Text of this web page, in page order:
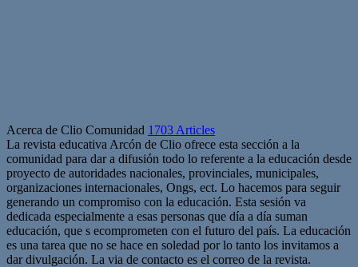
Acerca de Clio Comunidad 1703 Articles
La revista educativa Arcón de Clio ofrece esta sección a la
comunidad para dar a difusión todo lo referente a la educación desde
proyecto de autoridades nacionales, provinciales, municipales,
organizaciones internacionales, Ongs, ect. Lo hacemos para seguir
generando un compromiso con la educación. Esta sesión va
dedicada especialmente a esas personas que día a día suman
educación, que s ecomprometen con el futuro del país. La educación
es una tarea que no se hace en soledad por lo tanto los invitamos a
dar divulgación. La via de contacto es el correo de la revista.